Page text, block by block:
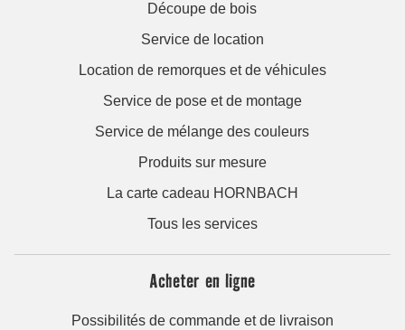
Découpe de bois
Service de location
Location de remorques et de véhicules
Service de pose et de montage
Service de mélange des couleurs
Produits sur mesure
La carte cadeau HORNBACH
Tous les services
Acheter en ligne
Possibilités de commande et de livraison